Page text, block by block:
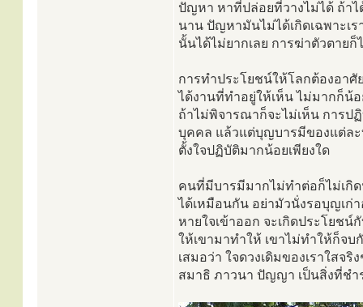
ปัญหา หาที่ปล่อยที่วางไม่ได้ ถ้าไ
นาน ปัญหามันไม่ได้เกิดเฉพาะเ
นั้นได้ไม่ยากเลย การฆ่าตัวตาย
การทำประโยชน์ให้โลกต้องอาศั
ได้งานที่ทำอยู่ให้เห็น ไม่มากก็น้อ
ถ้าไม่พิจารณาก็จะไม่เห็น การป
บุคคล แล้วแต่บุญบารมีของแต่ล
ตั้งใจปฏิบัติมากน้อยเพียงใด
คนที่มีบารมีมากไม่ทำต่อก็ไม่เกิ
ได้เหมือนกัน อย่ามัวนั่งรอบุญเก่
หายใจเข้าออก จะเกิดประโยช
ให้เขามาทำให้ เขาไม่ทำให้ก็จบ
เสมอว่า ใจดวงเดิมของเราใสจ
สมาธิ ภาวนา ปัญญา เป็นสิ่งที่ชำ